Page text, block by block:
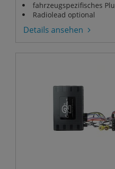
fahrzeugspezifisches
Radiolead optional
Details ansehen